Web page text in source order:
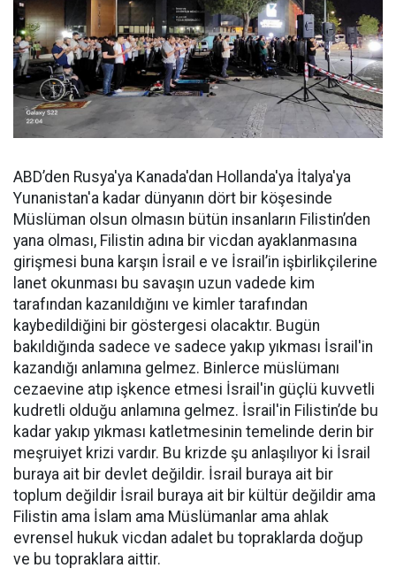
ABD’den Rusya'ya Kanada'dan Hollanda'ya İtalya'ya
Yunanistan'a kadar dünyanın dört bir köşesinde
Müslüman olsun olmasın bütün insanların Filistin’den
yana olması, Filistin adına bir vicdan ayaklanmasına
girişmesi buna karşın İsrail e ve İsrail’in işbirlikçilerine
lanet okunması bu savaşın uzun vadede kim
tarafından kazanıldığını ve kimler tarafından
kaybedildiğini bir göstergesi olacaktır. Bugün
bakıldığında sadece ve sadece yakıp yıkması İsrail'in
kazandığı anlamına gelmez. Binlerce müslümanı
cezaevine atıp işkence etmesi İsrail'in güçlü kuvvetli
kudretli olduğu anlamına gelmez. İsrail'in Filistin’de bu
kadar yakıp yıkması katletmesinin temelinde derin bir
meşruiyet krizi vardır. Bu krizde şu anlaşılıyor ki İsrail
buraya ait bir devlet değildir. İsrail buraya ait bir
toplum değildir İsrail buraya ait bir kültür değildir ama
Filistin ama İslam ama Müslümanlar ama ahlak
evrensel hukuk vicdan adalet bu topraklarda doğup
ve bu topraklara aittir.